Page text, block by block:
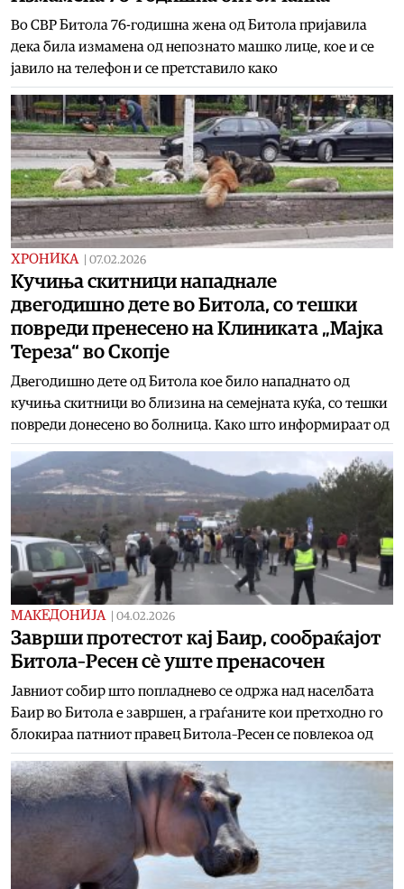
Во СВР Битола 76-годишна жена од Битола пријавила
дека била измамена од непознато машко лице, кое и се
јавило на телефон и се претставило како
ХРОНИКА 07.02.2026
Кучиња скитници нападнале
двегодишно дете во Битола, со тешки
повреди пренесено на Клиниката „Мајка
Тереза“ во Скопје
Двегодишно дете од Битола кое било нападнато од
кучиња скитници во близина на семејната куќа, со тешки
повреди донесено во болница. Како што информираат од
МАКЕДОНИЈА 04.02.2026
Заврши протестот кај Баир, сообраќајот
Битола–Ресен сè уште пренасочен
Јавниот собир што попладнево се одржа над населбата
Баир во Битола е завршен, а граѓаните кои претходно го
блокираа патниот правец Битола–Ресен се повлекоа од